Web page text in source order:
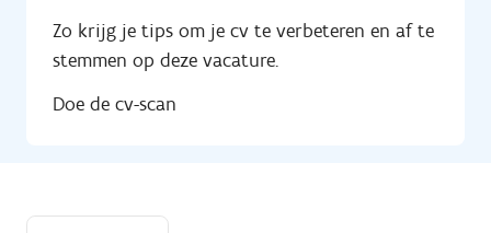
Zo krijg je tips om je cv te verbeteren en af te
stemmen op deze vacature.
Doe de cv-scan